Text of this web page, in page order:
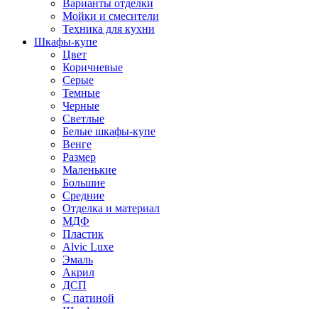
Варианты отделки
Мойки и смесители
Техника для кухни
Шкафы-купе
Цвет
Коричневые
Серые
Темные
Черные
Светлые
Белые шкафы-купе
Венге
Размер
Маленькие
Большие
Средние
Отделка и материал
МДФ
Пластик
Alvic Luxe
Эмаль
Акрил
ДСП
С патиной